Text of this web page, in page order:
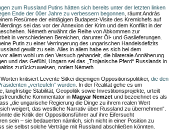
zum Russland Putins hätten sich bereits unter der letzten linken
Ende der 00er Jahre zu verbessern begonnen , räumt András
Resümee der eintägigen Budapest-Visite des Kremlchefs auf
sei das vor der Annexion der Krim und dem Konflikt in der
Németh erwähnt die Reihe von Abkommen zur
in verschiedenen Bereichen, darunter Öl- und Gaslieferungen.
Putin zu einer Verringerung des ungarischen Handelsdefizits
gewillt zu sein. Alles in allem habe es sich bei dem
allem wohl um den Versuch gehandelt, die bilaterale Annäherung
und das Gefühl, Ungarn sei das „Trojanische Pferd“ Russlands in
zurückzuweisen, notiert Németh.
kritisiert Levente Sitkei diejenigen Oppositionspolitiker, die den
„verteufeln“ würden . In der Realität gehe es um
langfristige Stabilität, Geopolitik sowie Investitionsprojekte, urteilt
Kommentator in Magyar Nemzet und bezeichnet es als
„die ungarische Regierung die Dinge zu ihrem realen Wert
weigert, das westliche Narrativ über Russland zu übernehmen“.
die Kritik der Oppositionsführer auf ihre Eifersucht
sein – sie bedauerten nämlich, sich nicht in einer Position zu
sie selbst solche Verträge mit Russland abschließen könnten.